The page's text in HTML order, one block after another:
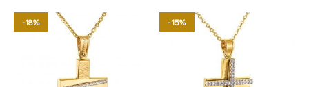
-18% -15%